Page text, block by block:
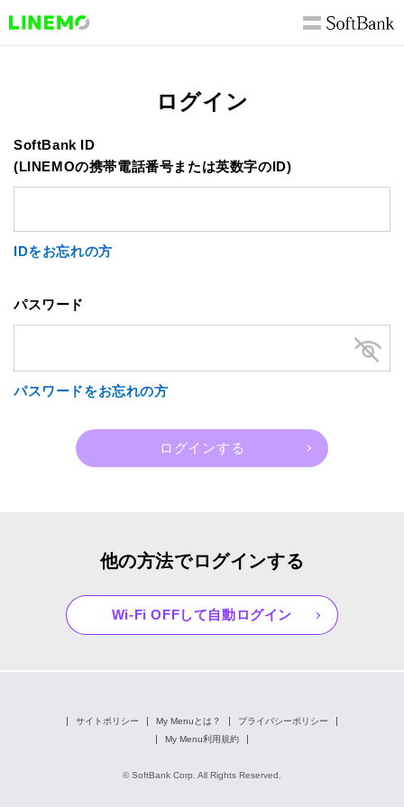
ログイン
SoftBank ID
(LINEMOの携帯電話番号または英数字のID)
IDをお忘れの方
パスワード
パスワードをお忘れの方
他の方法でログインする
Wi-Fi OFFして自動ログイン
サイトポリシー My Menuとは？
プライバシーポリシー
My Menu利用規約
© SoftBank Corp. All Rights Reserved.